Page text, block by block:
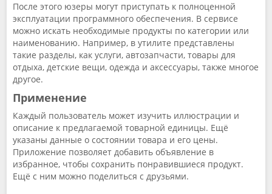
После этого юзеры могут приступать к полноценной
эксплуатации программного обеспечения. В сервисе
можно искать необходимые продукты по категории или
наименованию. Например, в утилите представлены
такие разделы, как услуги, автозапчасти, товары для
отдыха, детские вещи, одежда и аксессуары, также многое
другое.
Применение
Каждый пользователь может изучить иллюстрации и
описание к предлагаемой товарной единицы. Ещё
указаны данные о состоянии товара и его цены.
Приложение позволяет добавить объявление в
избранное, чтобы сохранить понравившиеся продукт.
Ещё с ним можно поделиться с друзьями.